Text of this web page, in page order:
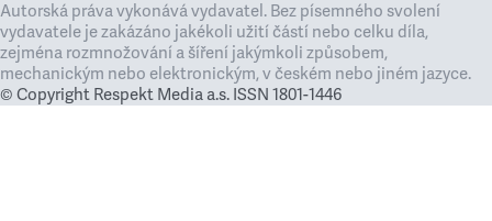
Autorská práva vykonává vydavatel. Bez písemného svolení
vydavatele je zakázáno jakékoli užití částí nebo celku díla,
zejména rozmnožování a šíření jakýmkoli způsobem,
mechanickým nebo elektronickým, v českém nebo jiném jazyce.
© Copyright Respekt Media a.s. ISSN 1801-1446